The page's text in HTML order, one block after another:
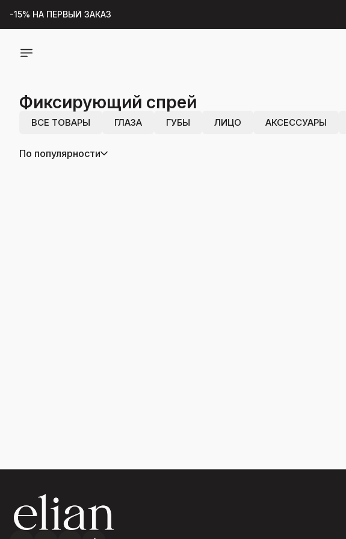
-15% НА ПЕРВЫЙ ЗАКАЗ
ПОДАРКИ К ОТКРЫТИЮ ОНЛАЙН-МАГАЗИНА
ВСЁ ДЛЯ
МАКИЯЖА
НАЙДЁТСЯ ЗДЕСЬ
Фиксирующий спрей
ВСЕ ТОВАРЫ ГЛАЗА ГУБЫ ЛИЦО АКСЕССУАРЫ
По популярности